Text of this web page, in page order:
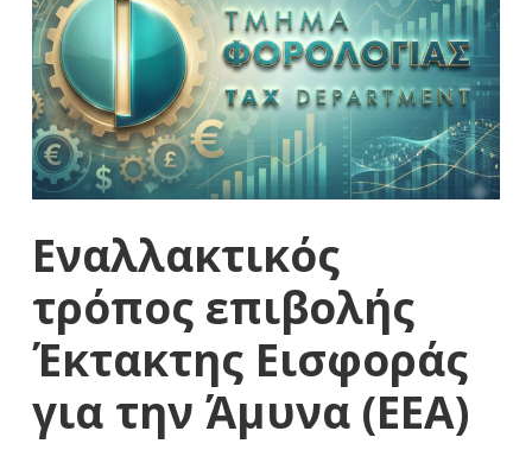
Εναλλακτικός
τρόπος επιβολής
Έκτακτης Εισφοράς
για την Άμυνα (ΕΕΑ)